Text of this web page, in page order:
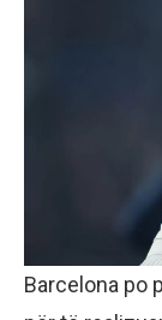
Barcelona po